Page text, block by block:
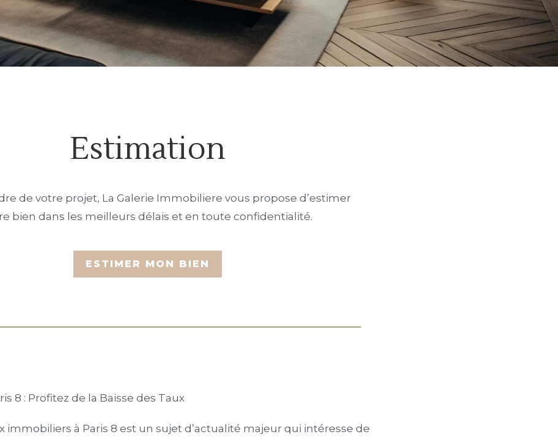
Estimation
de votre projet, La Galerie Immobiliere vous propose d’estimer
bien dans les meilleurs délais et en toute confidentialité.
8 : Profitez de la Baisse des Taux
immobiliers à Paris 8 est un sujet d’actualité majeur qui intéresse de